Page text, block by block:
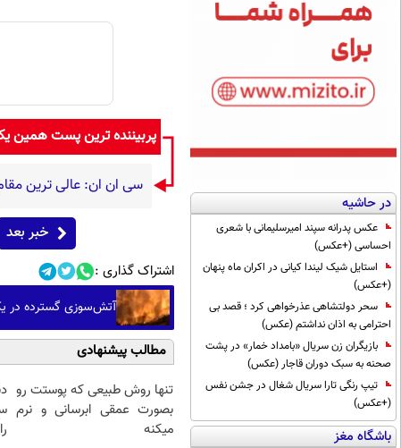
در حاشیه
عکس پدرانه سپند امیرسلیمانی با شعری
احساسی (+عکس)
استایل شیک لیندا کیانی در اکران ماه پنهان
(+عکس)
سحر دولتشاهی عذرخواهی کرد ؛ قصد بی
احترامی به اذان نداشتم (عکس)
بازیگران زن سریال «بامداد خمار» در پشت
صحنه به سبک دوران قاجار (عکس)
تیپ رنگی تارا سریال شغال در جشن نفس
(+عکس)
باشگاه مغز
پربیننده ترین پست همین
سی ان ان: عالی ترین مقام
خبر بعد
اشتراک گذاری :
آتش‌سوزی گسترده در
مطالب پیشنهادی
تنها روش طبیعی که پوستت رو
بصورت عمقی ابرسانی و نرم
میکنه